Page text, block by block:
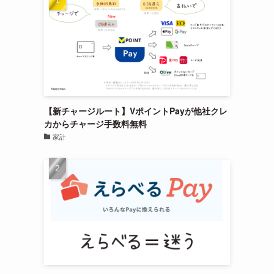
【新チャージルート】VポイントPayが他社クレ
カからチャージ手数料無料
家計